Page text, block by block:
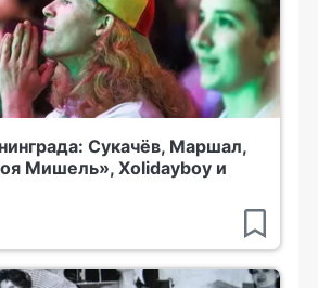
Сукачёв, Маршал,
Мишель», Xolidayboy и